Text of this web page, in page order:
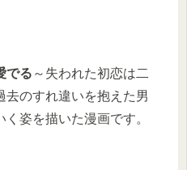
でる ～失われた初恋は二
去のすれ違いを抱えた男
姿を描いた漫画です。